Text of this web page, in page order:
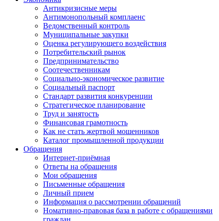
Антикризисные меры
Антимонопольный комплаенс
Ведомственный контроль
Муниципальные закупки
Оценка регулирующего воздействия
Потребительский рынок
Предпринимательство
Соотечественникам
Социально-экономическое развитие
Социальный паспорт
Стандарт развития конкуренции
Стратегическое планирование
Труд и занятость
Финансовая грамотность
Как не стать жертвой мошенников
Каталог промышленной продукции
Обращения
Интернет-приёмная
Ответы на обращения
Мои обращения
Письменные обращения
Личный прием
Информация о рассмотрении обращений
Номативно-правовая база в работе с обращениями
граждан